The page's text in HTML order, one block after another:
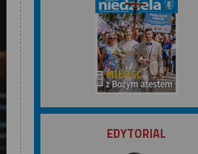
ZOBACZ
EDYTORIAL